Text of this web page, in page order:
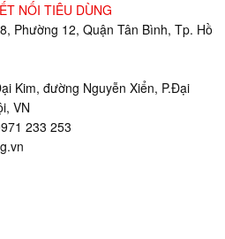
NỐI TIÊU DÙNG
Phường 12, Quận Tân Bình, Tp. Hồ
Kim, đường Nguyễn Xiển, P.Đại
VN
233 253